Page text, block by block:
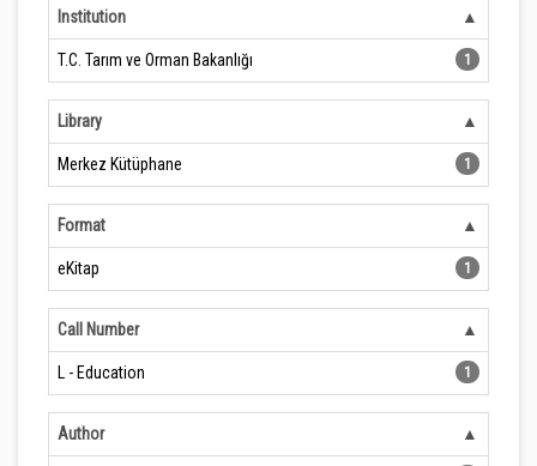
Institution
T.C. Tarım ve Orman Bakanlığı 1
Library
Merkez Kütüphane 1
Format
eKitap 1
Call Number
L - Education 1
Author